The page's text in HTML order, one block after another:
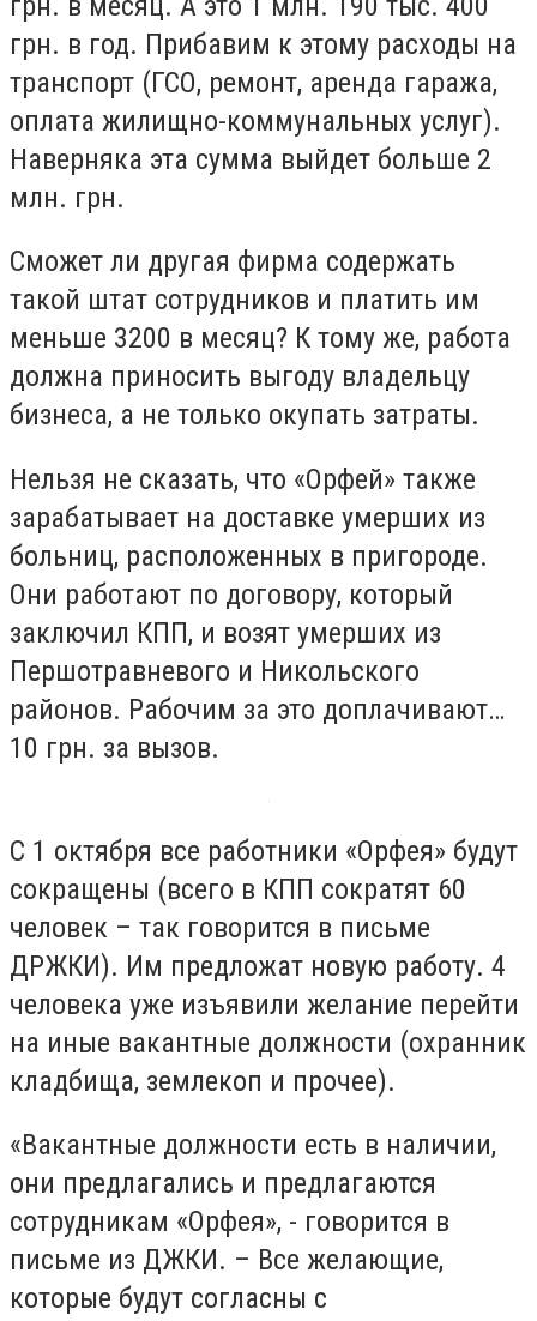
грн. в год. Прибавим к этому расходы на
транспорт (ГСО, ремонт, аренда гаража,
оплата жилищно-коммунальных услуг).
Наверняка эта сумма выйдет больше 2
млн. грн.
Сможет ли другая фирма содержать
такой штат сотрудников и платить им
меньше 3200 в месяц? К тому же, работа
должна приносить выгоду владельцу
бизнеса, а не только окупать затраты.
Нельзя не сказать, что «Орфей» также
зарабатывает на доставке умерших из
больниц, расположенных в пригороде.
Они работают по договору, который
заключил КПП, и возят умерших из
Першотравневого и Никольского
районов. Рабочим за это доплачивают…
10 грн. за вызов.
С 1 октября все работники «Орфея» будут
сокращены (всего в КПП сократят 60
человек – так говорится в письме
ДРЖКИ). Им предложат новую работу. 4
человека уже изъявили желание перейти
на иные вакантные должности (охранник
кладбища, землекоп и прочее).
«Вакантные должности есть в наличии,
они предлагались и предлагаются
сотрудникам «Орфея», - говорится в
письме из ДЖКИ. – Все желающие,
которые будут согласны с